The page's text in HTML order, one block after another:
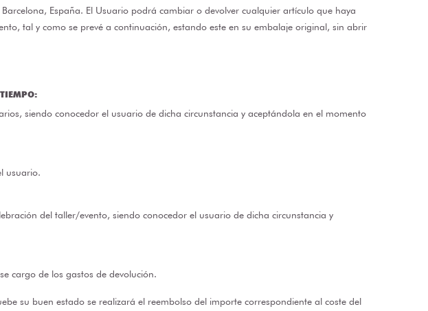
España. El Usuario podrá cambiar o devolver cualquier artículo que haya
tal y como se prevé a continuación, estando este en su embalaje original, sin abrir
siendo conocedor el usuario de dicha circunstancia y aceptándola en el momento
usuario.
del taller/evento, siendo conocedor el usuario de dicha circunstancia y
cargo de los gastos de devolución.
su buen estado se realizará el reembolso del importe correspondiente al coste del